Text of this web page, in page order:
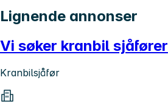
Lignende annonser
Vi søker kranbil sjåfører
Kranbilsjåfør